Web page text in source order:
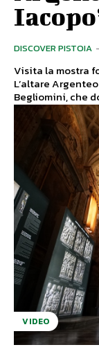
DISCOVER PISTOIA -
Visita la mostra
L’altare
Begliomini, che
VIDEO